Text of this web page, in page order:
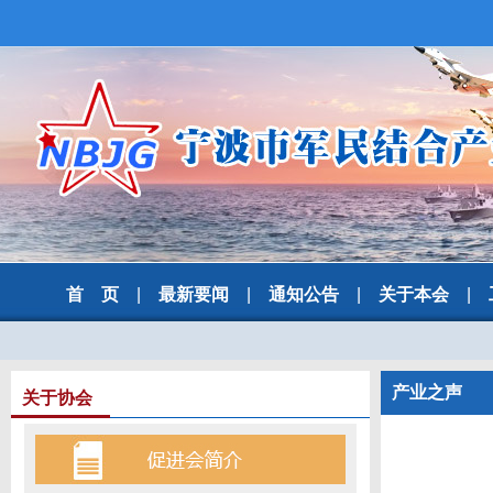
首 页 |最新要闻 |通知公告 关于本会 |
关于协会 产业之声